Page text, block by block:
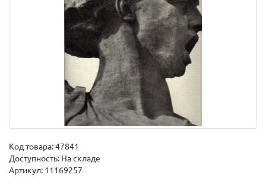
Код товара:47841
Доступность: На складе
Артикул: 11169257